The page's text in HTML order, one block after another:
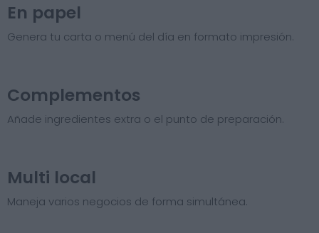
En papel
Genera tu carta o menú del día en formato impresión.
Complementos
Añade ingredientes extra o el punto de preparación.
Multi local
Maneja varios negocios de forma simultánea.